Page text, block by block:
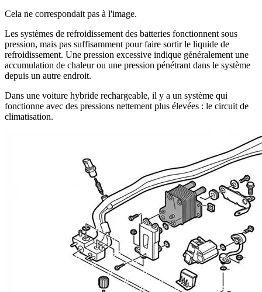
Cela ne correspondait pas à l'image.
Les systèmes de refroidissement des batteries fonctionnent sous
pression, mais pas suffisamment pour faire sortir le liquide de
refroidissement. Une pression excessive indique généralement une
accumulation de chaleur ou une pression pénétrant dans le système
depuis un autre endroit.
Dans une voiture hybride rechargeable, il y a un système qui
fonctionne avec des pressions nettement plus élevées : le circuit de
climatisation.